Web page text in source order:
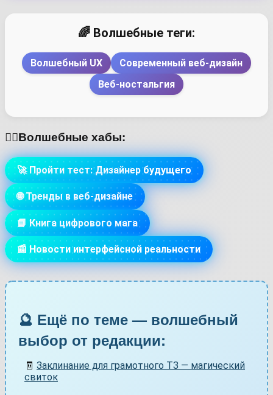
🌈 Волшебные теги:
Волшебный UX
Современный веб-дизайн
Веб-ностальгия
🏳️‍🌈Волшебные хабы:
🚀 Пройти тест: Дизайнер будущего
🌐 Тренды в веб-дизайне
📘 Книга цифрового мага
📰 Новости интерфейсной реальности
🔮 Ещё по теме — волшебный
выбор от редакции:
🧾 Заклинание для грамотного ТЗ — магический
свиток